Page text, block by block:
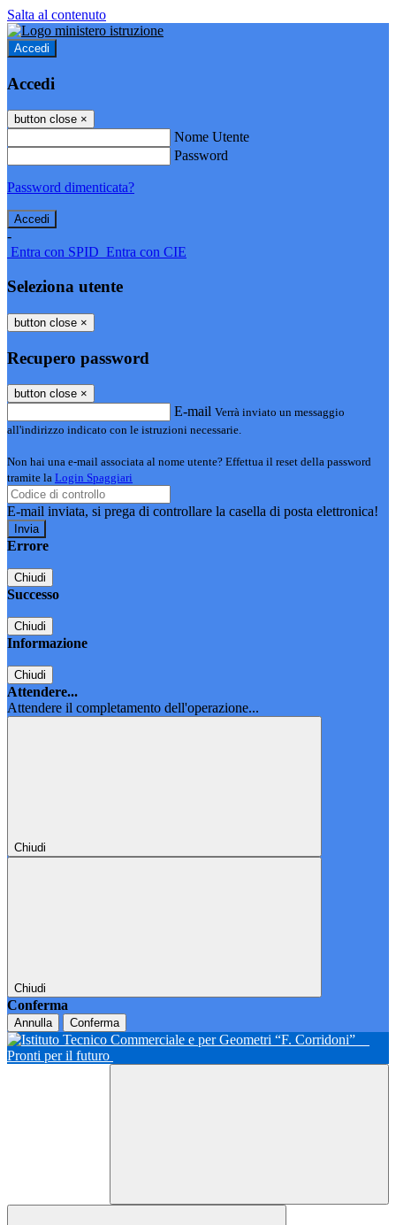
Salta al contenuto
Accedi
Accedi
button close ×
Nome Utente
Password
Password dimenticata?
-
Entra con SPID Entra con CIE
Seleziona utente
button close ×
Recupero password
button close ×
E-mail Verrà inviato un messaggio
all'indirizzo indicato con le istruzioni necessarie.
Non hai una e-mail associata al nome utente? Effettua il reset della password
tramite la Login Spaggiari
E-mail inviata, si prega di controllare la casella di posta elettronica!
Errore
Chiudi
Successo
Chiudi
Informazione
Chiudi
Attendere...
Attendere il completamento dell'operazione...
Chiudi
Chiudi
Conferma
Annulla Conferma
Pronti per il futuro